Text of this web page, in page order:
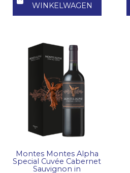
WINKELWAGEN
Montes Montes Alpha
Special Cuvée Cabernet
Sauvignon in